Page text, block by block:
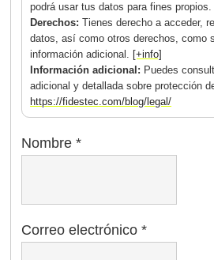
podrá usar tus datos para fines propios.
Derechos:Tienes derecho a acceder,
datos, así como otros derechos, como
información adicional. [+info]
Información adicional: Puedes
adicional y detallada sobre protección
https://fidestec.com/blog/legal/
Nombre*
Correo electrónico*